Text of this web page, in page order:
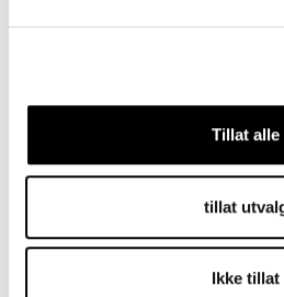
Tillat alle
tillat
Ikke tillat
behandlingen er
uautorisert utlevering av
5 Utlevering av